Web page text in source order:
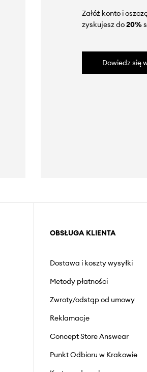
Załóż konto i
zyskujesz do20%
Dowiedz się
OBSŁUGA KLIENTA
Dostawa i koszty wysyłki
Metody płatności
Zwroty/odstąp od umowy
Reklamacje
Concept Store Answear
Punkt Odbioru w Krakowie